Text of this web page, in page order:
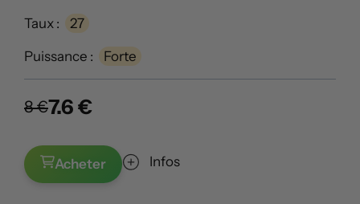
Taux : 27
Puissance : Forte
8 €7.6 €
Acheter Infos